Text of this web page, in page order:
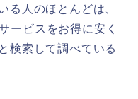
る人のほとんどは、
ービスをお得に安く
検索して調べている